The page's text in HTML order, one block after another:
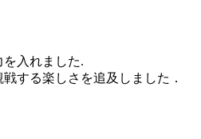
入れました.
する楽しさを追及しました．